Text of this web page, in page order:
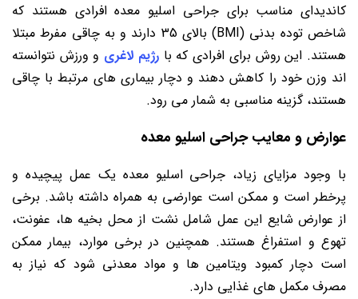
کاندیدای مناسب برای جراحی اسلیو معده افرادی هستند که
شاخص توده بدنی (BMI) بالای 35 دارند و به چاقی مفرط مبتلا
هستند. این روش برای افرادی که بارژیم لاغری و ورزش نتوانسته
اند وزن خود را کاهش دهند و دچار بیماری های مرتبط با چاقی
هستند، گزینه مناسبی به شمار می رود.
عوارض و معایب جراحی اسلیو معده
با وجود مزایای زیاد، جراحی اسلیو معده یک عمل پیچیده و
پرخطر است و ممکن است عوارضی به همراه داشته باشد. برخی
از عوارض شایع این عمل شامل نشت از محل بخیه ها، عفونت،
تهوع و استفراغ هستند. همچنین در برخی موارد، بیمار ممکن
است دچار کمبود ویتامین ها و مواد معدنی شود که نیاز به
مصرف مکمل های غذایی دارد.